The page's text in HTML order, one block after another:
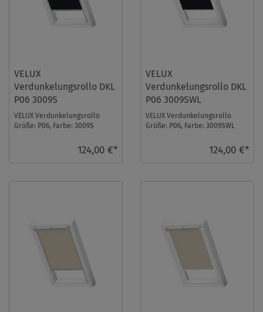
VELUX
Verdunkelungsrollo DKL
P06 3009S
VELUX Verdunkelungsrollo
Größe: P06, Farbe: 3009S
124,00 €*
VELUX
Verdunkelungsrollo DKL
P06 3009SWL
VELUX Verdunkelungsrollo
Größe: P06, Farbe: 3009SWL
124,00 €*